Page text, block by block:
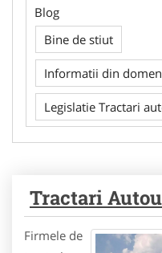
Blog
Bine de stiut
Informatii din
Legislatie Tractari
Tractari
Firmele de